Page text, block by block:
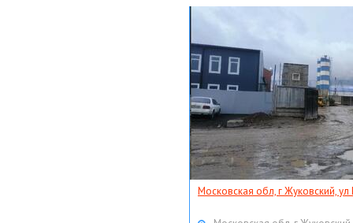
Московская обл, г Жуковский,